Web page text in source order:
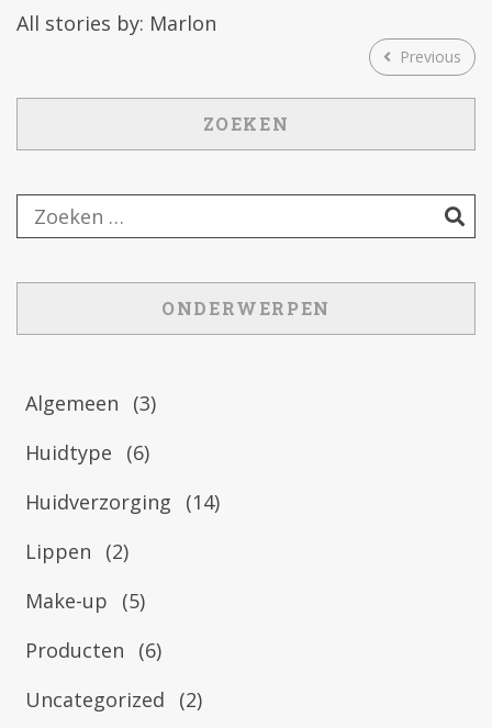
All stories by: Marlon
Previous
ZOEKEN
ONDERWERPEN
Algemeen
(3)
Huidtype
(6)
Huidverzorging
(14)
Lippen
(2)
Make-up
(5)
Producten
(6)
Uncategorized
(2)